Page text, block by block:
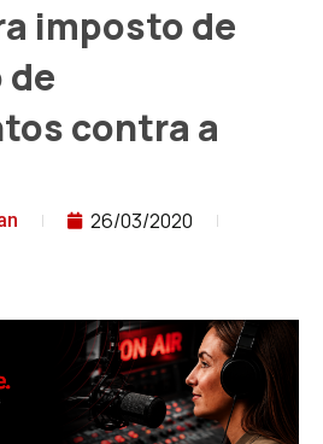
imposto de
contra a
26/03/2020